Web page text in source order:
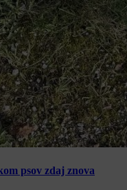
psov zdaj znova